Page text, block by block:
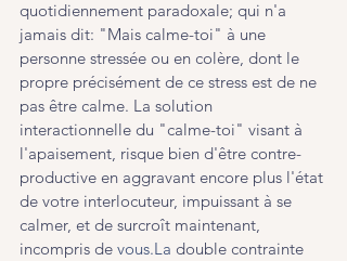
quotidiennement paradoxale; qui n'a
jamais dit: "Mais calme-toi" à une
personne stressée ou en colère, dont le
propre précisément de ce stress est de ne
pas être calme. La solution
interactionnelle du "calme-toi" visant à
l'apaisement, risque bien d'être contre-
productive en aggravant encore plus l'état
de votre interlocuteur, impuissant à se
calmer, et de surcroît maintenant,
incompris de vous.La double contrainte